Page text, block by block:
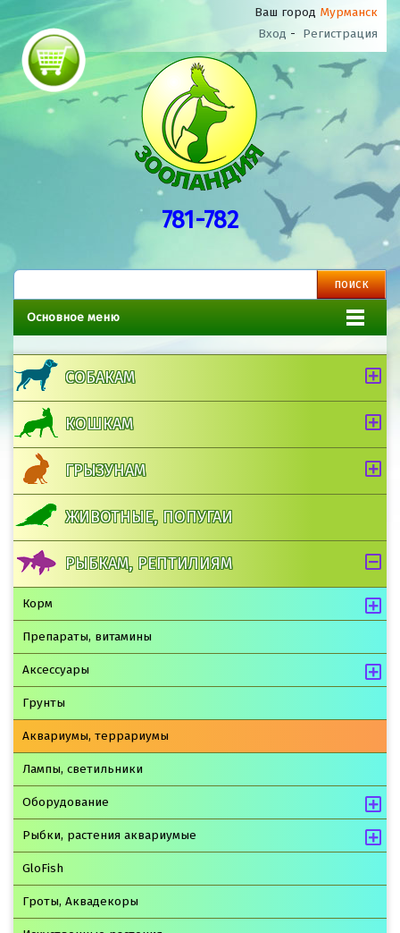
Ваш город Мурманск
Вход - Регистрация
781-782
Основное меню
СОБАКАМ
КОШКАМ
ГРЫЗУНАМ
ЖИВОТНЫЕ, ПОПУГАИ
РЫБКАМ, РЕПТИЛИЯМ
Корм
Препараты, витамины
Аксессуары
Грунты
Аквариумы, террариумы
Лампы, светильники
Оборудование
Рыбки, растения аквариумые
GloFish
Гроты, Аквадекоры